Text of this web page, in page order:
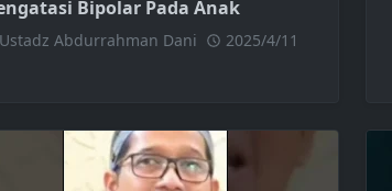
Bipolar Pada Anak
Ustadz Abdurrahman Dani 2025/4/11